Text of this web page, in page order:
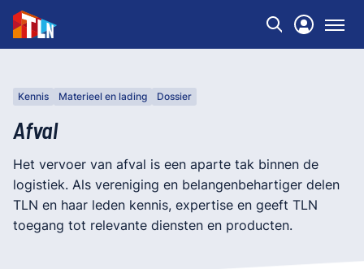
Kennis Materieel en lading Dossier
Afval
Het vervoer van afval is een aparte tak binnen de
logistiek. Als vereniging en belangenbehartiger delen
TLN en haar leden kennis, expertise en geeft TLN
toegang tot relevante diensten en producten.